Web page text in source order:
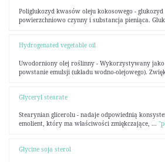
Poliglukozyd kwasów oleju kokosowego -
powierzchniowo czynny i substancja pieniąca.
Hydrogenated vegetable oil
Uwodorniony olej roślinny - Wykorzystywany jako
powstanie emulsji (układu wodno-olejowego).
Glyceryl stearate
Stearynian glicerolu - nadaje odpowiednią
emolient, który ma właściwości zmiękczające, ...
Glycine soja sterol